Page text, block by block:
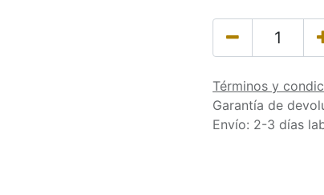
Términos y
Garantía de
Envío: 2-3 días